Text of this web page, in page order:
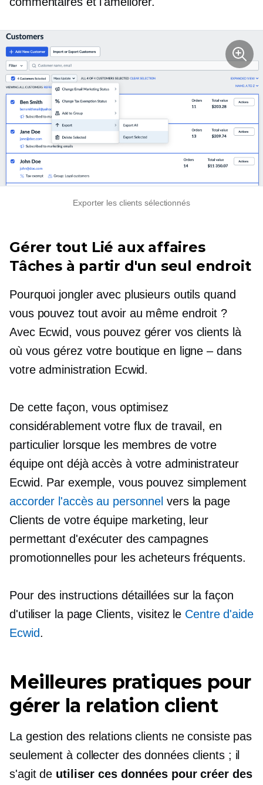
Exporter les clients sélectionnés
Gérer tout Lié aux affaires
Tâches à partir d'un seul endroit
Pourquoi jongler avec plusieurs outils quand
vous pouvez tout avoir au même endroit ?
Avec Ecwid, vous pouvez gérer vos clients là
où vous gérez votre boutique en ligne – dans
votre administration Ecwid.
De cette façon, vous optimisez
considérablement votre flux de travail, en
particulier lorsque les membres de votre
équipe ont déjà accès à votre administrateur
Ecwid. Par exemple, vous pouvez simplement
accorder l'accès au personnel vers la page
Clients de votre équipe marketing, leur
permettant d'exécuter des campagnes
promotionnelles pour les acheteurs fréquents.
Pour des instructions détaillées sur la façon
d'utiliser la page Clients, visitez le Centre d'aide
Ecwid.
Meilleures pratiques pour
gérer la relation client
La gestion des relations clients ne consiste pas
seulement à collecter des données clients ; il
s'agit de utiliser ces données pour créer des